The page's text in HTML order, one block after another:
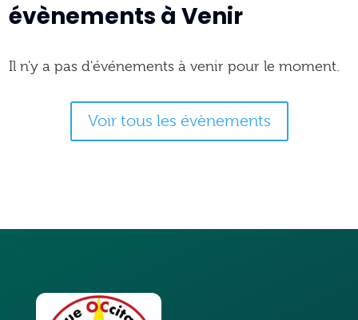
évènements à Venir
Il n'y a pas d'événements à venir pour le moment.
Voir tous les évènements